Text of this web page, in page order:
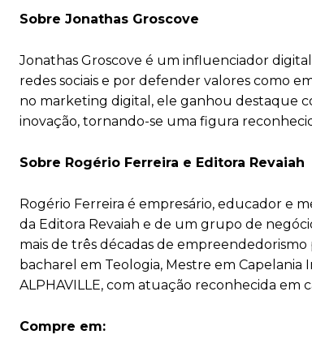
Sobre Jonathas Groscove
Jonathas Groscove é um influenciador
redes sociais e por defender valores como
no marketing digital, ele ganhou destaque
inovação, tornando-se uma figura
Sobre Rogério Ferreira e Editora Revaiah
Rogério Ferreira é empresário, educador e
da Editora Revaiah e de um grupo de
mais de três décadas de empreendedorismo
bacharel em Teologia, Mestre em
ALPHAVILLE, com atuação reconhecida em
Compre em: